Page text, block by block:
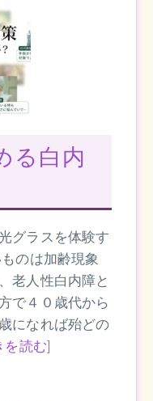
る白内
グラスを体験す
のは加齢現象
老人性白内障と
で４０歳代から
になれば殆どの
を読む]